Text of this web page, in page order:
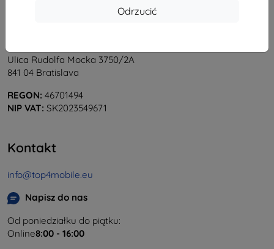
Odrzucić
Ulica Rudolfa Mocka 3750/2A
841 04 Bratislava
REGON: 46701494
NIP VAT: SK2023549671
Kontakt
info@top4mobile.eu
Napisz do nas
Od poniedziałku do piątku:
Online8:00 - 16:00